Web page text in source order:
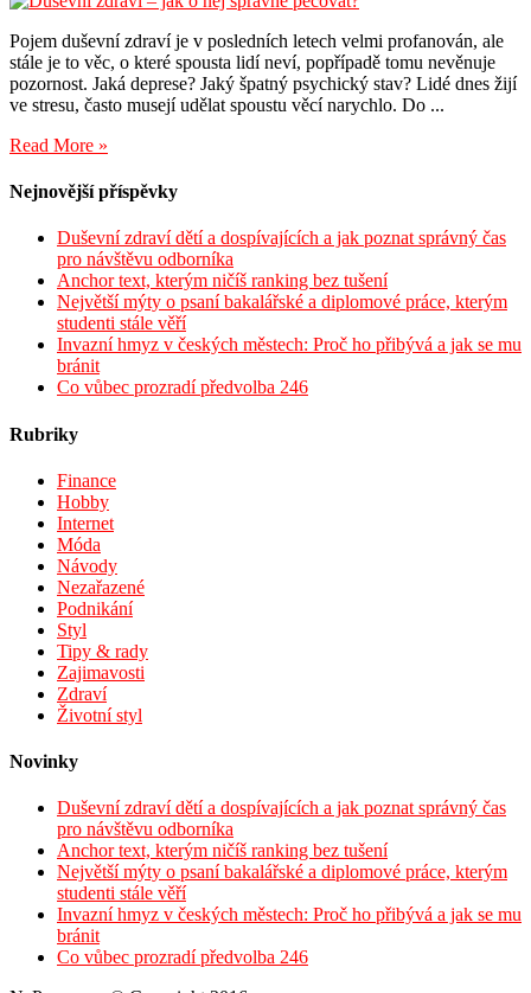
Pojem duševní zdraví je v posledních letech velmi profanován, ale
stále je to věc, o které spousta lidí neví, popřípadě tomu nevěnuje
pozornost. Jaká deprese? Jaký špatný psychický stav? Lidé dnes žijí
ve stresu, často musejí udělat spoustu věcí narychlo. Do ...
Read More »
Nejnovější příspěvky
Duševní zdraví dětí a dospívajících a jak poznat správný čas
pro návštěvu odborníka
Anchor text, kterým ničíš ranking bez tušení
Největší mýty o psaní bakalářské a diplomové práce, kterým
studenti stále věří
Invazní hmyz v českých městech: Proč ho přibývá a jak se mu
bránit
Co vůbec prozradí předvolba 246
Rubriky
Finance
Hobby
Internet
Móda
Návody
Nezařazené
Podnikání
Styl
Tipy & rady
Zajimavosti
Zdraví
Životní styl
Novinky
Duševní zdraví dětí a dospívajících a jak poznat správný čas
pro návštěvu odborníka
Anchor text, kterým ničíš ranking bez tušení
Největší mýty o psaní bakalářské a diplomové práce, kterým
studenti stále věří
Invazní hmyz v českých městech: Proč ho přibývá a jak se mu
bránit
Co vůbec prozradí předvolba 246